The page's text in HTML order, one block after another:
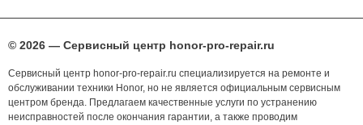
© 2026 — Сервисный центр honor-pro-repair.ru
Сервисный центр honor-pro-repair.ru специализируется на ремонте и
обслуживании техники Honor, но не является официальным сервисным
центром бренда. Предлагаем качественные услуги по устранению
неисправностей после окончания гарантии, а также проводим